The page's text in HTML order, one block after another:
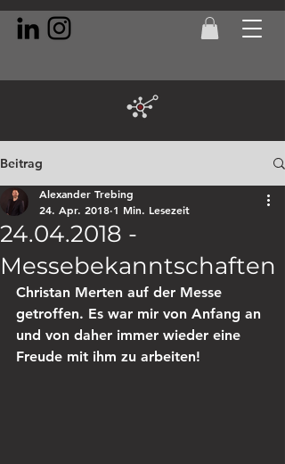
Beitrag
24.04.2018 -
Messebekanntschaften
Alexander Trebing
24. Apr. 2018 1 Min. Lesezeit
Christan Merten auf der Messe
getroffen. Es war mir von Anfang an
und von daher immer wieder eine
Freude mit ihm zu arbeiten!